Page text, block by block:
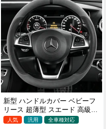
新型 ハンドルカバー ベビーフ
リース 超薄型 スエード 高級感
四季汎用 3色展開 38CM
人気 汎用 全車種対応